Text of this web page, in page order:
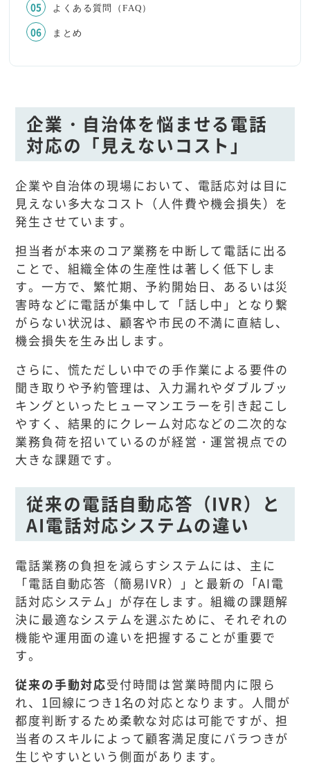
よくある質問（FAQ）
まとめ
企業・自治体を悩ませる電話
対応の「見えないコスト」
企業や自治体の現場において、電話応対は目に
見えない多大なコスト（人件費や機会損失）を
発生させています。
担当者が本来のコア業務を中断して電話に出る
ことで、組織全体の生産性は著しく低下しま
す。一方で、繁忙期、予約開始日、あるいは災
害時などに電話が集中して「話し中」となり繋
がらない状況は、顧客や市民の不満に直結し、
機会損失を生み出します。
さらに、慌ただしい中での手作業による要件の
聞き取りや予約管理は、入力漏れやダブルブッ
キングといったヒューマンエラーを引き起こし
やすく、結果的にクレーム対応などの二次的な
業務負荷を招いているのが経営・運営視点での
大きな課題です。
従来の電話自動応答（IVR）と
AI電話対応システムの違い
電話業務の負担を減らすシステムには、主に
「電話自動応答（簡易IVR）」と最新の「AI電
話対応システム」が存在します。組織の課題解
決に最適なシステムを選ぶために、それぞれの
機能や運用面の違いを把握することが重要で
す。
従来の手動対応受付時間は営業時間内に限ら
れ、1回線につき1名の対応となります。人間が
都度判断するため柔軟な対応は可能ですが、担
当者のスキルによって顧客満足度にバラつきが
生じやすいという側面があります。